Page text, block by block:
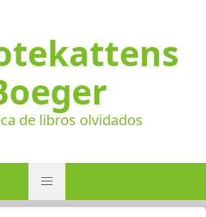
de libros olvidados